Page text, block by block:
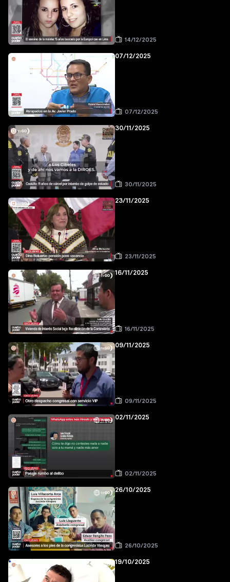
14/12/2025
07/12/2025
07/12/2025
30/11/2025
30/11/2025
23/11/2025
23/11/2025
16/11/2025
16/11/2025
09/11/2025
09/11/2025
02/11/2025
02/11/2025
26/10/2025
26/10/2025
19/10/2025